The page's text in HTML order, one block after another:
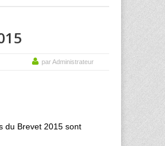
par Administrateur
du Brevet 2015 sont